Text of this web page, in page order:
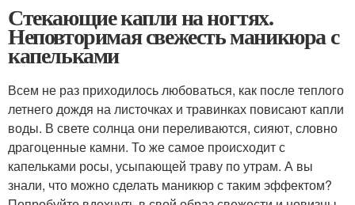
Стекающие капли на ногтях.
Неповторимая свежесть маникюра с
капельками
Всем не раз приходилось любоваться, как после теплого
летнего дождя на листочках и травинках повисают капли
воды. В свете солнца они переливаются, сияют, словно
драгоценные камни. То же самое происходит с
капельками росы, усыпающей траву по утрам. А вы
знали, что можно сделать маникюр с таким эффектом?